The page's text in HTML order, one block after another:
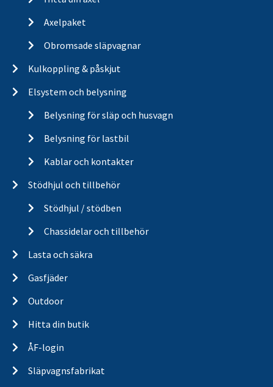
Axelpaket
Obromsade släpvagnar
Kulkoppling & påskjut
Elsystem och belysning
Belysning för släp och husvagn
Belysning för lastbil
Kablar och kontakter
Stödhjul och tillbehör
Stödhjul / stödben
Chassidelar och tillbehör
Lasta och säkra
Gasfjäder
Outdoor
Hitta din butik
ÅF-login
Släpvagnsfabrikat